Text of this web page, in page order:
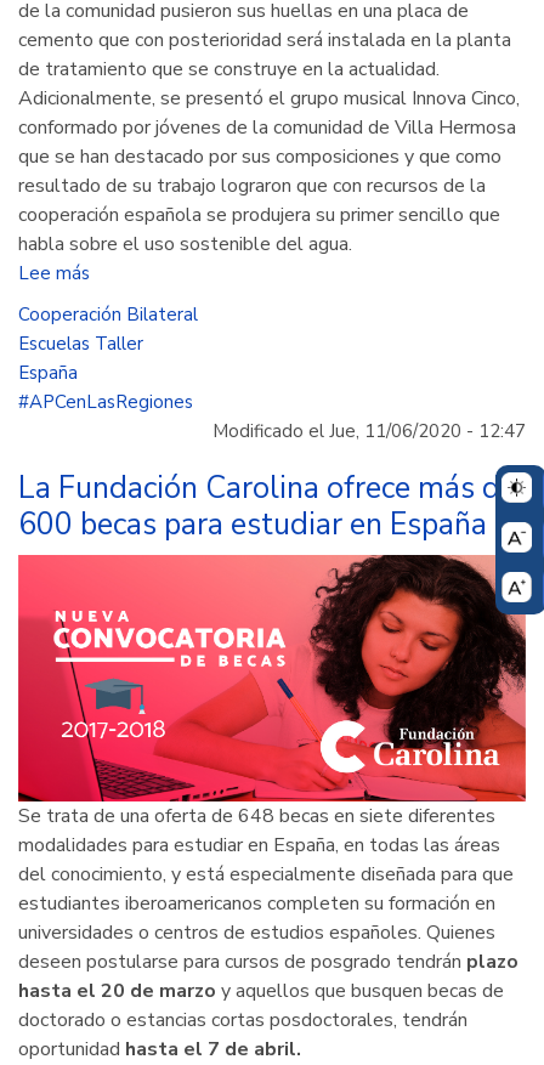
de la comunidad pusieron sus huellas en una placa de
cemento que con posterioridad será instalada en la planta
de tratamiento que se construye en la actualidad.
Adicionalmente, se presentó el grupo musical Innova Cinco,
conformado por jóvenes de la comunidad de Villa Hermosa
que se han destacado por sus composiciones y que como
resultado de su trabajo lograron que con recursos de la
cooperación española se produjera su primer sencillo que
habla sobre el uso sostenible del agua.
Lee más
España
y
cooperación
el
Cooperación Bilateral
Escuelas Taller
España
#APCenLasRegiones
Modificado el Jue, 11/06/2020 - 12:47
La Fundación Carolina ofrece más de
600 becas para estudiar en España
Se trata de una oferta de 648 becas en siete diferentes
modalidades para estudiar en España, en todas las áreas
del conocimiento, y está especialmente diseñada para que
estudiantes iberoamericanos completen su formación en
universidades o centros de estudios españoles. Quienes
deseen postularse para cursos de posgrado tendrán plazo
hasta el 20 de marzo y aquellos que busquen becas de
doctorado o estancias cortas posdoctorales, tendrán
oportunidad hasta el 7 de abril.